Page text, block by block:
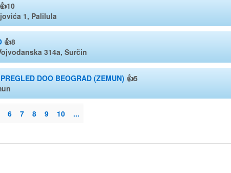
👍10
1, Palilula
👍8
314a, Surčin
DOO BEOGRAD (ZEMUN) 👍5
6 7 8 9 10 ...